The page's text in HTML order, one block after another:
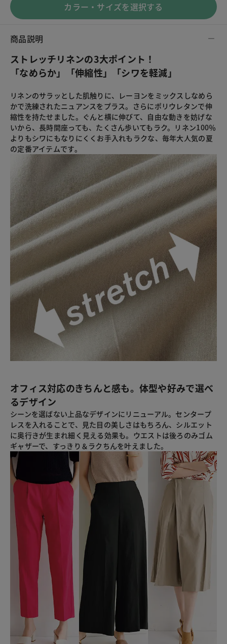
カラー・サイズを選択する
商品説明
ストレッチリネンの3大ポイント！
「なめらか」「伸縮性」「シワを軽減」
リネンのサラッとした肌触りに、レーヨンをミックスしなめら
かで洗練されたニュアンスをプラス。さらにポリウレタンで伸
縮性を持たせました。ぐんと横に伸びて、自由な動きを妨げな
いから、長時間座っても、たくさん歩いてもラク。リネン100％
よりもシワにもなりにくくお手入れもラクな、毎年大人気の夏
の定番アイテムです。
オフィス対応のきちんと感も。体型や好みで選べ
るデザイン
シーンを選ばない上品なデザインにリニューアル。センタープ
レスを入れることで、見た目の美しさはもちろん、シルエット
に奥行きが生まれ細く見える効果も。ウエストは後ろのみゴム
ギャザーで、すっきり＆ラクちんを叶えました。